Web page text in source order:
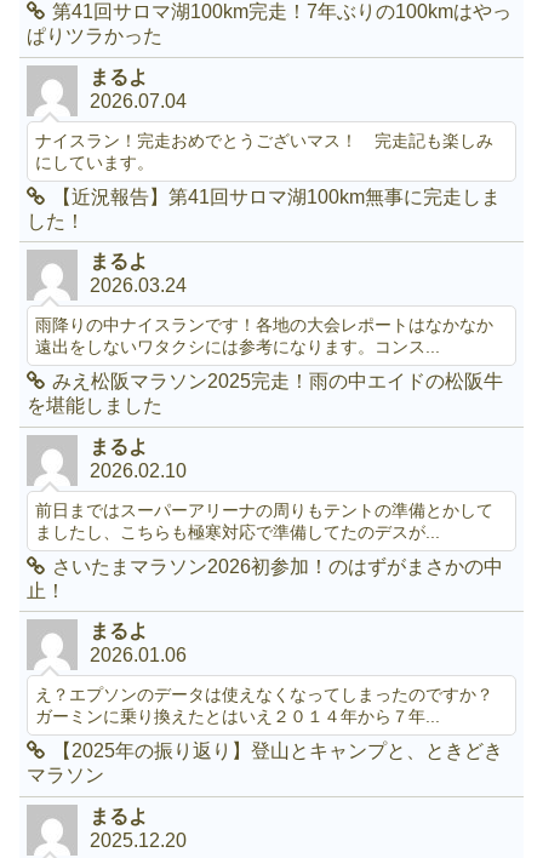
第41回サロマ湖100km完走！7年ぶりの100kmはやっ
ぱりツラかった
まるよ
2026.07.04
ナイスラン！完走おめでとうございマス！ 完走記も楽しみ
にしています。
【近況報告】第41回サロマ湖100km無事に完走しま
した！
まるよ
2026.03.24
雨降りの中ナイスランです！各地の大会レポートはなかなか
遠出をしないワタクシには参考になります。コンス...
みえ松阪マラソン2025完走！雨の中エイドの松阪牛
を堪能しました
まるよ
2026.02.10
前日まではスーパーアリーナの周りもテントの準備とかして
ましたし、こちらも極寒対応で準備してたのデスが...
さいたまマラソン2026初参加！のはずがまさかの中
止！
まるよ
2026.01.06
え？エプソンのデータは使えなくなってしまったのですか？
ガーミンに乗り換えたとはいえ２０１４年から７年...
【2025年の振り返り】登山とキャンプと、ときどき
マラソン
まるよ
2025.12.20